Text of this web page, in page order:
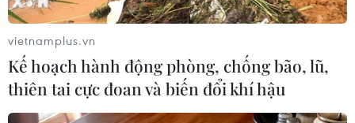
Tám thành công và Quốc khánh nước Cộng hòa
xã hội chủ nghĩa Việt Nam, thi đua lập thành
tích chào mừng Đại hội Đảng các cấp tiến tới
Đại hội Đảng toàn quốc lần thứ XIV.
Đồng thời, tiếp tục đẩy mạnh, phát động mạnh
vietnamplus.vn
Kế hoạch hành động phòng, chống bão, lũ,
thiên tai cực đoan và biến đổi khí hậu